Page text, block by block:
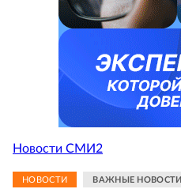
Новости СМИ2
НОВОСТИ ВАЖНЫЕ НОВОСТИ